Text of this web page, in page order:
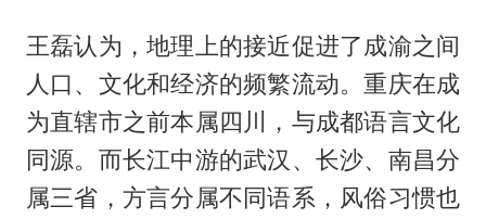
王磊认为，地理上的接近促进了成渝之间
人口、文化和经济的频繁流动。重庆在成
为直辖市之前本属四川，与成都语言文化
同源。而长江中游的武汉、长沙、南昌分
属三省，方言分属不同语系，风俗习惯也